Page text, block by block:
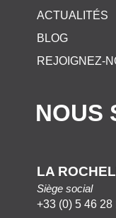
ACTUALITÉS
BLOG
REJOIGNEZ-
LA
Siège social
+33 (0) 5 46 28